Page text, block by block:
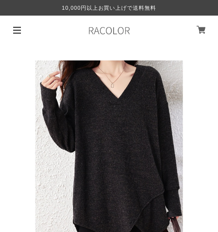
10,000円以上お買い上げで送料無料